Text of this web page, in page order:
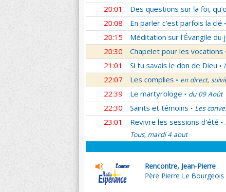
20:01 Des questions sur la foi,
20:08 En parler c'est parfois la clé •
20:15 Méditation sur l'Évangile du
20:30 Chapelet pour les vocations
21:01 Si tu savais le don de Dieu •
22:07 Les complies • en direct,
22:39 Le martyrologe • du 09 Août
22:30 Saints et témoins • Les
23:01 Revivre les sessions d'été •
Tous, mardi 4 aout
Rencontre, Jean-Pierre
Père Pierre Le